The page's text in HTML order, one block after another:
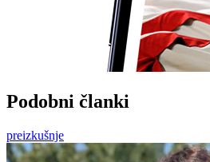
Podobni članki
preizkušnje